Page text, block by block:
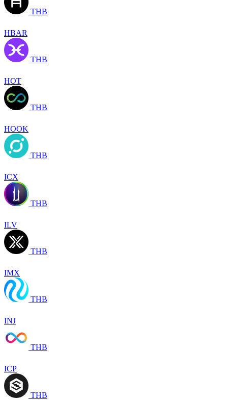
THB
HBAR
THB
HOT
THB
HOOK
THB
ICX
THB
ILV
THB
IMX
THB
INJ
THB
ICP
THB